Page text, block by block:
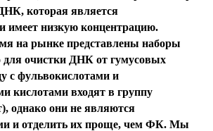
которая является
имеет низкую концентрацию.
на рынке представлены наборы
для очистки ДНК от гумусовых
с фульвокислотами и
кислотами входят в группу
однако они не являются
и отделить их проще, чем ФК. Мы